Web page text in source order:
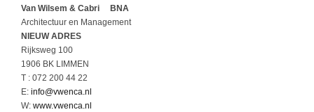
Van Wilsem & Cabri BNA
Architectuur en Management
NIEUW ADRES
Rijksweg 100
1906 BK LIMMEN
T : 072 200 44 22
E: info@vwenca.nl
W: www.vwenca.nl